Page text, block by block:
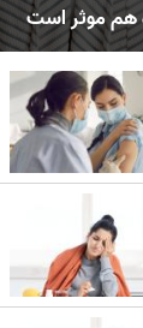
هم موثر است